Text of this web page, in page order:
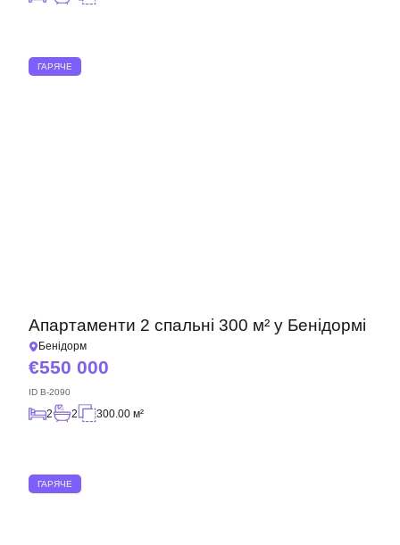
ГАРЯЧЕ
Апартаменти 2 спальні 300 м² у Бенідормі
Бенідорм
550 000
ID B-2090
2 2 300.00 м²
ГАРЯЧЕ